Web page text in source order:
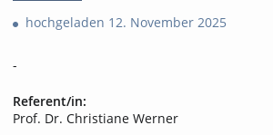
hochgeladen 12. November 2025
-
Referent/in:
Prof. Dr. Christiane Werner